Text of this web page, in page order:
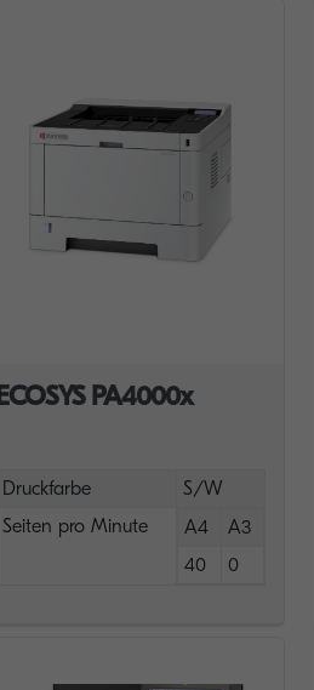
ECOSYS PA4000x
Druckfarbe
S/W
Seiten pro Minute
A4
A3
40
0